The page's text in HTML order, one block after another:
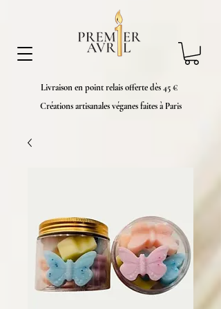
Livraison en point relais offerte dès 45 €
Créations artisanales véganes faites à Paris